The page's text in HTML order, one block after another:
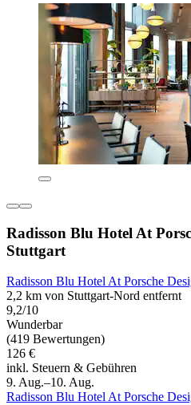
Radisson Blu Hotel At
Stuttgart
Radisson Blu Hotel At Porsche
2,2 km von Stuttgart-Nord entfernt
9,2/10
Wunderbar
(419 Bewertungen)
126 €
inkl. Steuern & Gebühren
9. Aug.–10. Aug.
Radisson Blu Hotel At Porsche